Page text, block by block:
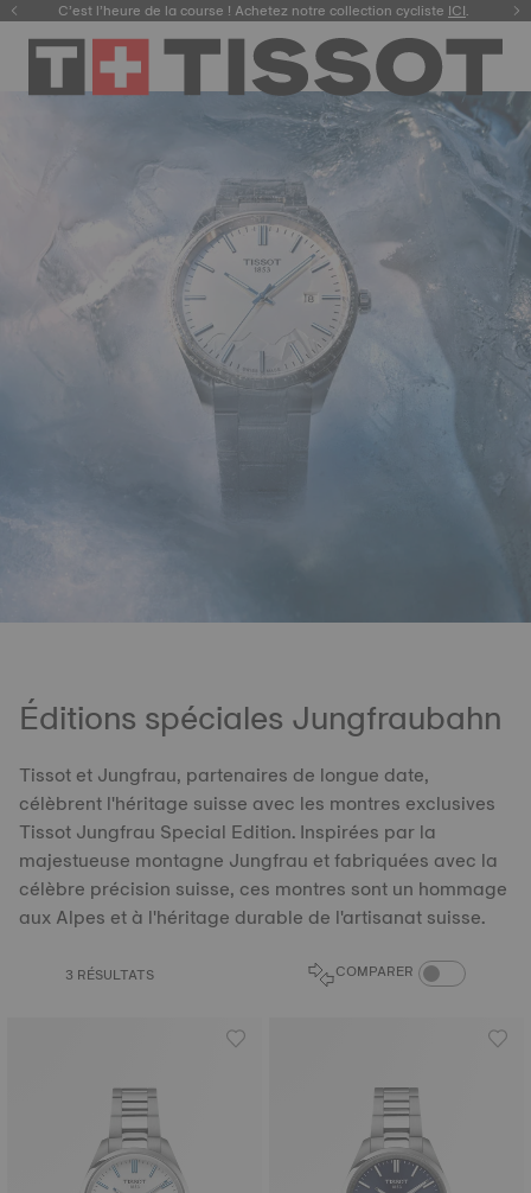
C’est l’heure de la course ! Achetez notre collection cycliste ICI.
Éditions spéciales Jungfraubahn
Tissot et Jungfrau, partenaires de longue date,
célèbrent l'héritage suisse avec les montres exclusives
Tissot Jungfrau Special Edition. Inspirées par la
majestueuse montagne Jungfrau et fabriquées avec la
célèbre précision suisse, ces montres sont un hommage
aux Alpes et à l'héritage durable de l'artisanat suisse.
3 RÉSULTATS COMPARER COMPARAISON